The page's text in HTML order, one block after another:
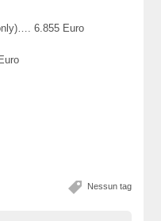
6.855 Euro
Nessun tag